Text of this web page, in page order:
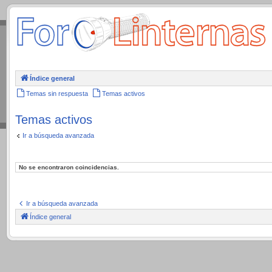
.
Índice general
Temas sin respuesta Temas activos
Temas activos
Ir a búsqueda avanzada
No se encontraron coincidencias.
Ir a búsqueda avanzada
Índice general
.